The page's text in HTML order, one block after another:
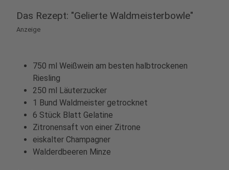
Das Rezept: "Gelierte Waldmeisterbowle"
Anzeige
750 ml Weißwein am besten halbtrockenen
Riesling
250 ml Läuterzucker
1 Bund Waldmeister getrocknet
6 Stück Blatt Gelatine
Zitronensaft von einer Zitrone
eiskalter Champagner
Walderdbeeren Minze